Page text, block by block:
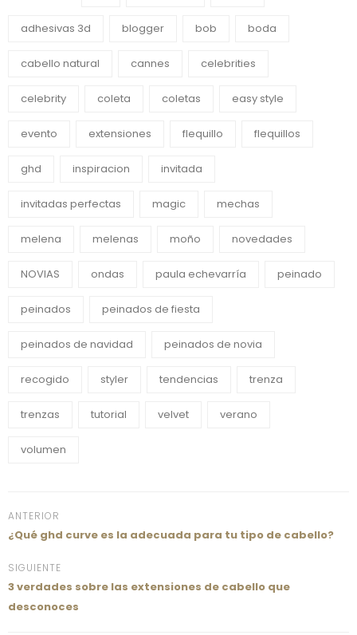
adhesivas 3d blogger bob boda
cabello natural cannes celebrities
celebrity coleta coletas easy style
evento extensiones flequillo flequillos
ghd inspiracion invitada
invitadas perfectas magic mechas
melena melenas moño novedades
NOVIAS ondas paula echevarría peinado
peinados peinados de fiesta
peinados de navidad peinados de novia
recogido styler tendencias trenza
trenzas tutorial velvet verano
volumen
ANTERIOR
¿Qué ghd curve es la adecuada para tu tipo de cabello?
SIGUIENTE
3 verdades sobre las extensiones de cabello que
desconoces